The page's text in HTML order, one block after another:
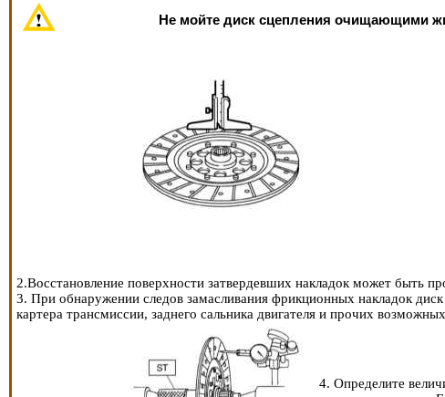
Не мойте диск сцепления очищающими
2.Восстановление поверхности затвердевших накладок может быть
3. При обнаружении следов замасливания фрикционных накладок
картера трансмиссии, заднего сальника двигателя и прочих
4. Определите